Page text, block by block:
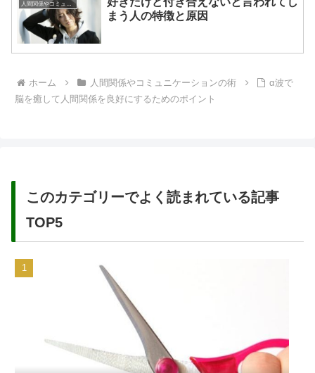
人間関係やコミュニケーションの術
まう人の特徴と原因
ホーム 人間関係やコミュニケーションの術
α波で
脳を癒して人間関係を良好にするためのポイント
このカテゴリーでよく読まれている記事
TOP5